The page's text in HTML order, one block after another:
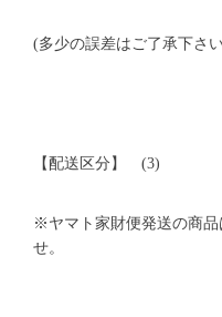
(多少の誤差はご了承下さ
【配送区分】 (3)
※ヤマト家財便発送の商品
せ。